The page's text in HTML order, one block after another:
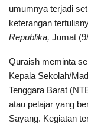
umumnya terjadi
keterangan
Republika, Jumat
Quraish meminta
Kepala Sekolah/
Tenggara Barat
atau pelajar yang
Sayang. Kegiatan